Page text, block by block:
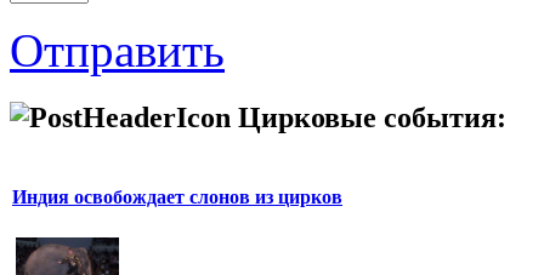
Отправить
Цирковые события:
Индия освобождает слонов из цирков